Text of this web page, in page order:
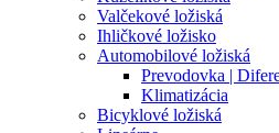
Valčekové ložiská
Ihličkové ložisko
Automobilové ložiská
Prevodovka |
Klimatizácia
Bicyklové ložiská